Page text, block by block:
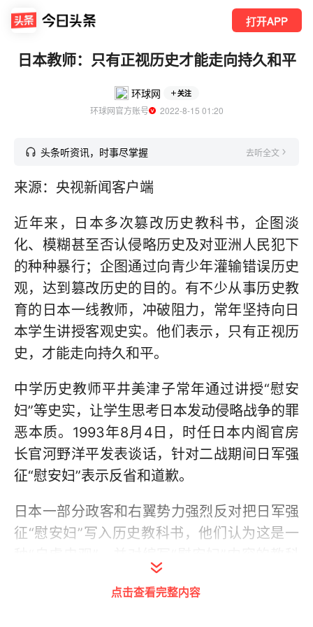
打开APP
日本教师：只有正视历史才能走向持久和平
环球网 关注
环球网官方账号
  2022-8-15 01:20
头条听资讯，时事尽掌握 去听全文
来源：央视新闻客户端
近年来，日本多次篡改历史教科书，企图淡
化、模糊甚至否认侵略历史及对亚洲人民犯下
的种种暴行；企图通过向青少年灌输错误历史
观，达到篡改历史的目的。有不少从事历史教
育的日本一线教师，冲破阻力，常年坚持向日
本学生讲授客观史实。他们表示，只有正视历
史，才能走向持久和平。
中学历史教师平井美津子常年通过讲授“慰安
妇”等史实，让学生思考日本发动侵略战争的罪
恶本质。1993年8月4日，时任日本内阁官房
长官河野洋平发表谈话，针对二战期间日军强
征“慰安妇”表示反省和道歉。
日本一部分政客和右翼势力强烈反对把日军强
征“慰安妇”写入历史教科书，他们认为这是一
点击查看完整内容